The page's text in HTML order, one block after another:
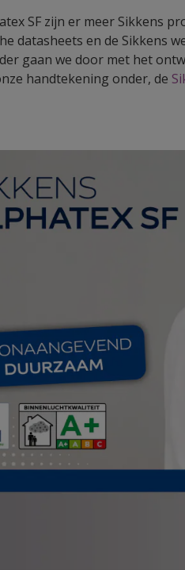
SF zijn er meer Sikkens
datasheets en de Sikkens
gaan we door met het
handtekening onder, de